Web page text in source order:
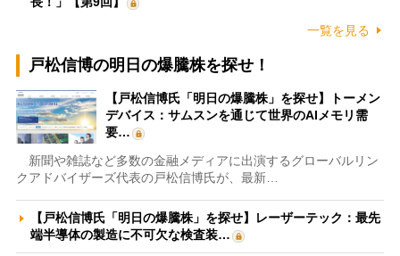
一覧を見る
戸松信博の明日の爆騰株を探せ！
【戸松信博氏「明日の爆騰株」を探せ】トーメン
デバイス：サムスンを通じて世界のAIメモリ需
要…
新聞や雑誌など多数の金融メディアに出演するグローバルリン
クアドバイザーズ代表の戸松信博氏が、最新…
【戸松信博氏「明日の爆騰株」を探せ】レーザーテック：最先
端半導体の製造に不可欠な検査装…